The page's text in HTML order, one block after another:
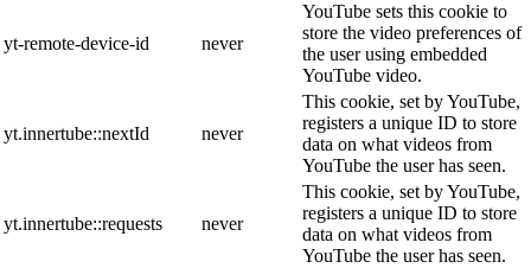
yt-remote-device-id never
YouTube sets this cookie to
store the video preferences of
the user using embedded
YouTube video.
yt.innertube::nextId never
This cookie, set by YouTube,
registers a unique ID to store
data on what videos from
YouTube the user has seen.
yt.innertube::requests never
This cookie, set by YouTube,
registers a unique ID to store
data on what videos from
YouTube the user has seen.